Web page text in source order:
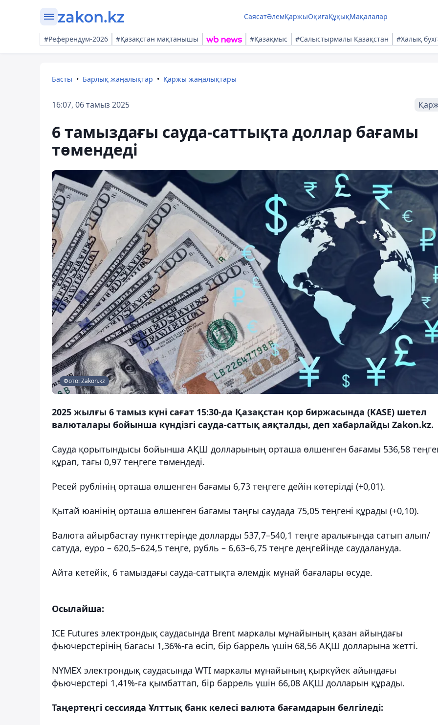
СаясатӘлемҚаржыОқиғаҚұқықМақалалар
#Референдум-2026 #Қазақстан мақтанышы #Қазақмыс #Салыстырмалы Қазақстан #Халық
Басты Барлық жаңалықтар Қаржы жаңалықтары
16:07, 06 тамыз 2025
6 тамыздағы сауда-саттықта доллар бағамы
төмендеді
Фото: Zakon.kz
2025 жылғы 6 тамыз күні сағат 15:30-да Қазақстан қор биржасында (KASE) шетел
валюталары бойынша күндізгі сауда-саттық аяқталды, деп хабарлайды Zakon.kz.
Сауда қорытындысы бойынша АҚШ долларының орташа өлшенген бағамы 536,58
құрап, тағы 0,97 теңгеге төмендеді.
Ресей рублінің орташа өлшенген бағамы 6,73 теңгеге дейін көтерілді (+0,01).
Қытай юанінің орташа өлшенген бағамы таңғы саудада 75,05 теңгені құрады (+0,10).
Валюта айырбастау пункттерінде долларды 537,7–540,1 теңге аралығында сатып алып/
сатуда, еуро – 620,5–624,5 теңге, рубль – 6,63–6,75 теңге деңгейінде саудалануда.
Айта кетейік, 6 тамыздағы сауда-саттықта әлемдік мұнай бағалары өсуде.
Осылайша:
ICE Futures электрондық саудасында Brent маркалы мұнайының қазан айындағы
фьючерстерінің бағасы 1,36%-ға өсіп, бір баррель үшін 68,56 АҚШ долларына жетті.
NYMEX электрондық саудасында WTI маркалы мұнайының қыркүйек айындағы
фьючерстері 1,41%-ға қымбаттап, бір баррель үшін 66,08 АҚШ долларын құрады.
Таңертеңгі сессияда Ұлттық банк келесі валюта бағамдарын белгіледі: